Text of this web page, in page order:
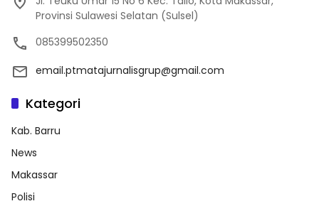
Provinsi Sulawesi Selatan (Sulsel)
085399502350
email.ptmatajurnalisgrup@gmail.com
Kategori
Kab. Barru
News
Makassar
Polisi